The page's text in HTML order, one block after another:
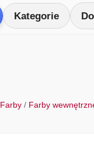
Kategorie
Farby / Farby